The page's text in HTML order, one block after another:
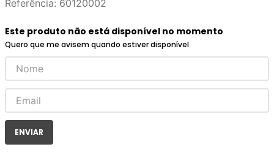
Referência: 60120002
Este produto não está disponível no momento
Quero que me avisem quando estiver disponível
ENVIAR